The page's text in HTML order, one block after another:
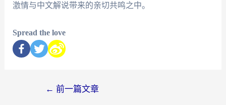
激情与中文解说带来的亲切共鸣之中。
Spread the love
← 前一篇文章